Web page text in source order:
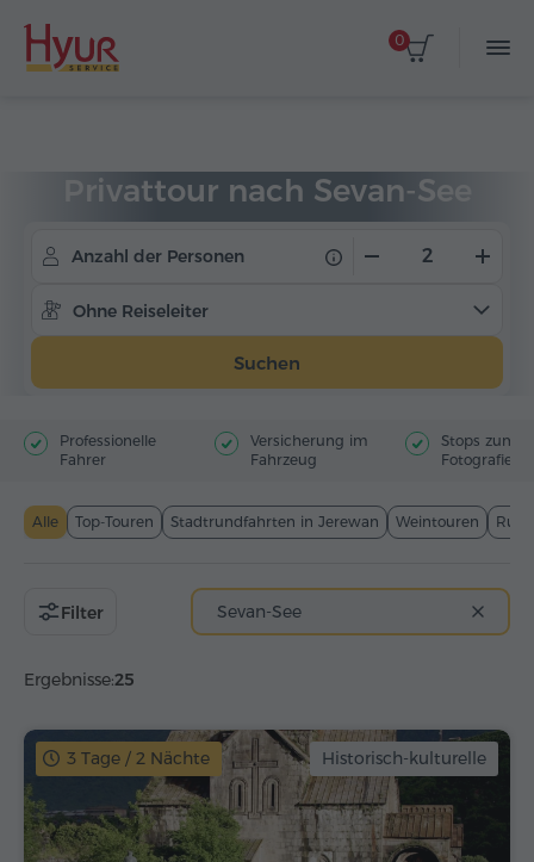
0
Privattour nach Sevan-See
Anzahl der Personen
Ohne Reiseleiter
Suchen
Professionelle
Fahrer
Versicherung im
Fahrzeug
Stops zum
Alle Top-Touren Stadtrundfahrten in Jerewan Weintouren
Ergebnisse:25
Filter Sevan-See
3 Tage / 2 Nächte Historisch-kulturelle